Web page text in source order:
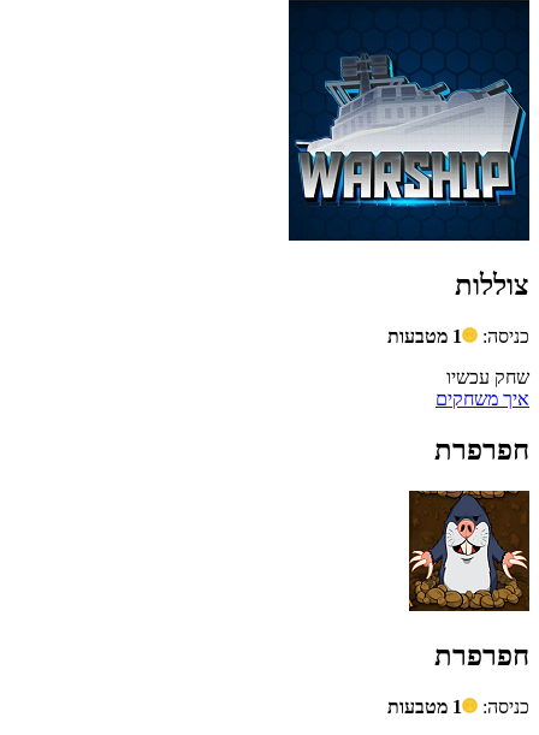
צוללות
כניסה:
1 מטבעות
שחק עכשיו
איך משחקים
חפרפרת
חפרפרת
כניסה:
1 מטבעות